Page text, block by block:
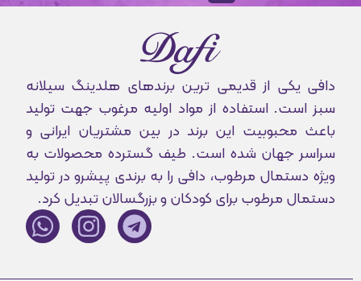
دافی یکی از قدیمی ترین برندهای هلدینگ سیلانه
سبز است. استفاده از مواد اولیه مرغوب جهت تولید
باعث محبوبیت این برند در بین مشتریان ایرانی و
سراسر جهان شده است. طیف گسترده محصولات به
ویژه دستمال مرطوب، دافی را به برندی پیشرو در تولید
دستمال مرطوب برای کودکان و بزرگسالان تبدیل کرد.